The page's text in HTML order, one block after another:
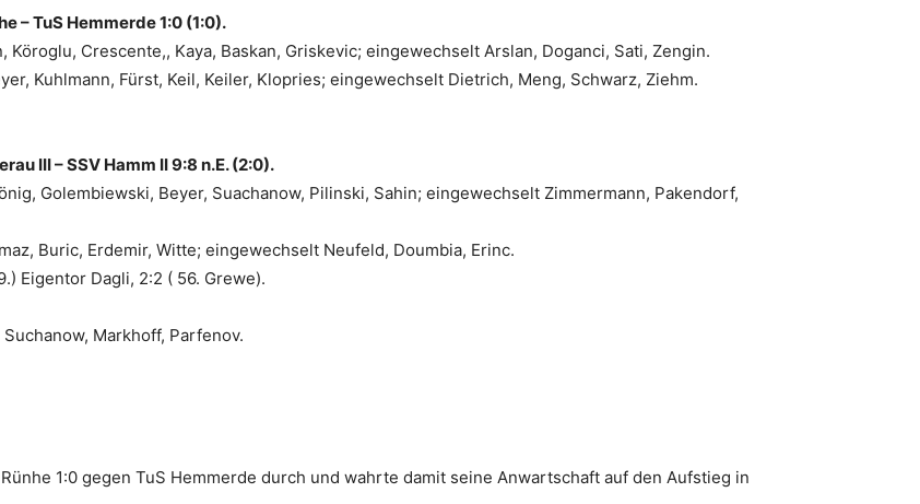
– TuS Hemmerde 1:0 (1:0).
Köroglu, Crescente,, Kaya, Baskan, Griskevic; eingewechselt Arslan, Doganci, Sati, Zengin.
Kuhlmann, Fürst, Keil, Keiler, Klopries; eingewechselt Dietrich, Meng, Schwarz, Ziehm.
III – SSV Hamm II 9:8 n.E. (2:0).
Golembiewski, Beyer, Suachanow, Pilinski, Sahin; eingewechselt Zimmermann, Pakendorf,
Buric, Erdemir, Witte; eingewechselt Neufeld, Doumbia, Erinc.
Eigentor Dagli, 2:2 ( 56. Grewe).
Markhoff, Parfenov.
1:0 gegen TuS Hemmerde durch und wahrte damit seine Anwartschaft auf den Aufstieg in